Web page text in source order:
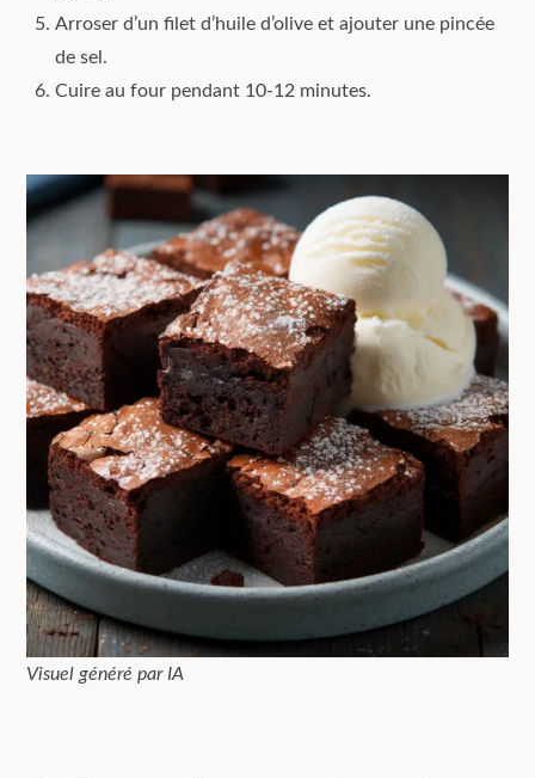
Arroser d’un filet d’huile d’olive et ajouter une pincée
de sel.
Cuire au four pendant 10-12 minutes.
Visuel généré par IA